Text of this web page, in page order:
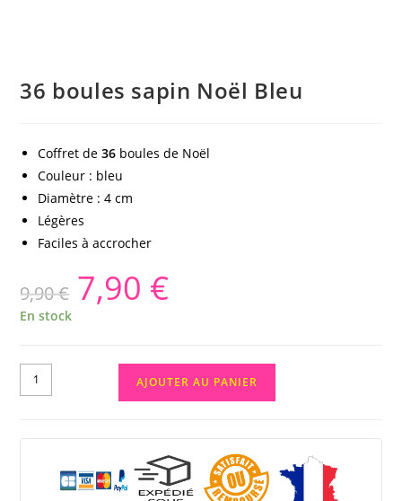
36 boules sapin Noël Bleu
Coffret de36 boules de Noël
Couleur : bleu
Diamètre : 4 cm
Légères
Faciles à accrocher
9,90€ 7,90 €
En stock
AJOUTER AU PANIER